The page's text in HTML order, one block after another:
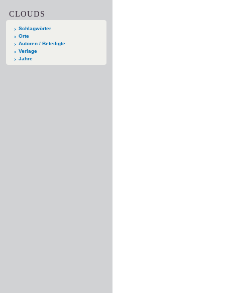
CLOUDS
Schlagwörter
Orte
Autoren / Beteiligte
Verlage
Jahre